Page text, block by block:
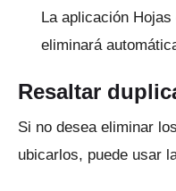
La aplicación
eliminará
Resaltar
Si no desea eliminar
ubicarlos, puede usar